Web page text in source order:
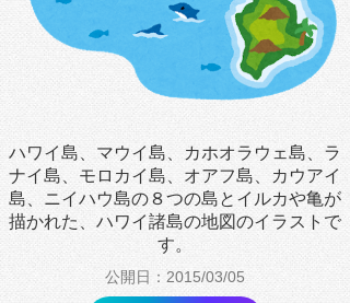
ハワイ島、マウイ島、カホオラウェ島、ラ
ナイ島、モロカイ島、オアフ島、カウアイ
島、ニイハウ島の８つの島とイルカや亀が
描かれた、ハワイ諸島の地図のイラストで
す。
公開日：2015/03/05